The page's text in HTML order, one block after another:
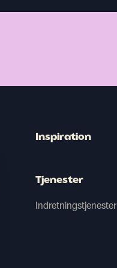
Inspiration
Tjenester
Indretningstjenester